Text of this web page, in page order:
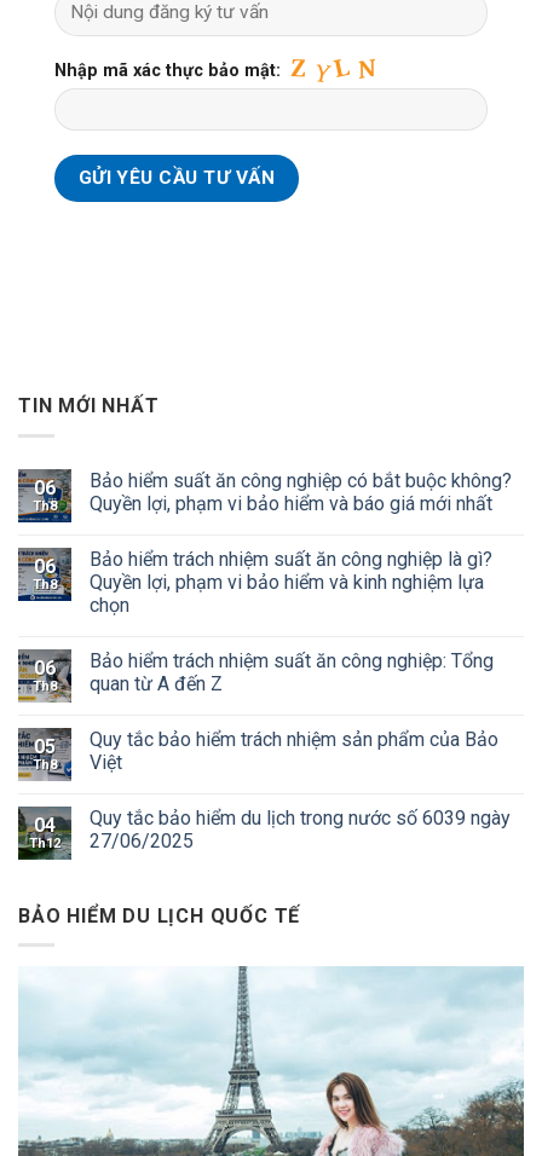
Nhập mã xác thực bảo mật:
TIN MỚI NHẤT
06
Th8
Bảo hiểm suất ăn công nghiệp có bắt buộc không?
Quyền lợi, phạm vi bảo hiểm và báo giá mới nhất
06
Th8
Bảo hiểm trách nhiệm suất ăn công nghiệp là gì?
Quyền lợi, phạm vi bảo hiểm và kinh nghiệm lựa
chọn
06
Th8
Bảo hiểm trách nhiệm suất ăn công nghiệp: Tổng
quan từ A đến Z
05
Th8
Quy tắc bảo hiểm trách nhiệm sản phẩm của Bảo
Việt
04
Th12
Quy tắc bảo hiểm du lịch trong nước số 6039 ngày
27/06/2025
BẢO HIỂM DU LỊCH QUỐC TẾ